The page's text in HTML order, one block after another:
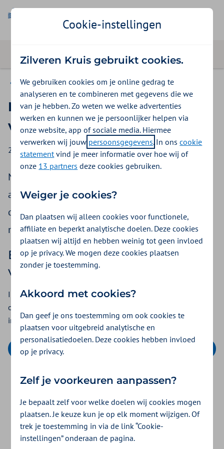
Nieuws
Nacalculatie en
verantwoording 2023
22 december 2023
Na afloop van het kalenderjaar worden de
aanvaardbare kosten per zorgaanbieder
definitief vastgesteld. Dit doen we via de
nacalculatie.
Bekijk de nacalculatie en
verantwoording 2023
In de nacalculatie en verantwoording 2023 leest u meer
over de tijdslijnen, uitgangspunten en de
indieningsprocedure voor de nacalculatie.
Nacalculatie en verantwoording 2023 (pdf)
Ja Nee
Cookie-instellingen
Zilveren Kruis gebruikt cookies.
We gebruiken cookies om je online gedrag te
analyseren en te combineren met gegevens die we
van je hebben. Zo weten we welke advertenties
werken en kunnen we je persoonlijker helpen via
onze website, app of sociale media. Hiermee
verwerken wij jouw persoonsgegevens. In onscookie
statementvind je meer informatie over hoe wij of
onze 13 partners deze cookies gebruiken.
Weiger je cookies?
Dan plaatsen wij alleen cookies voor functionele,
affiliate en beperkt analytische doelen. Deze cookies
plaatsen wij altijd en hebben weinig tot geen invloed
op je privacy. We mogen deze cookies plaatsen
zonder je toestemming.
Akkoord met cookies?
Dan geef je ons toestemming om ook cookies te
plaatsen voor uitgebreid analytische en
personalisatiedoelen. Deze cookies hebben invloed
op je privacy.
Zelf je voorkeuren aanpassen?
Je bepaalt zelf voor welke doelen wij cookies mogen
plaatsen. Je keuze kun je op elk moment wijzigen. Of
trek je toestemming in via de link “Cookie-
instellingen” onderaan de pagina.